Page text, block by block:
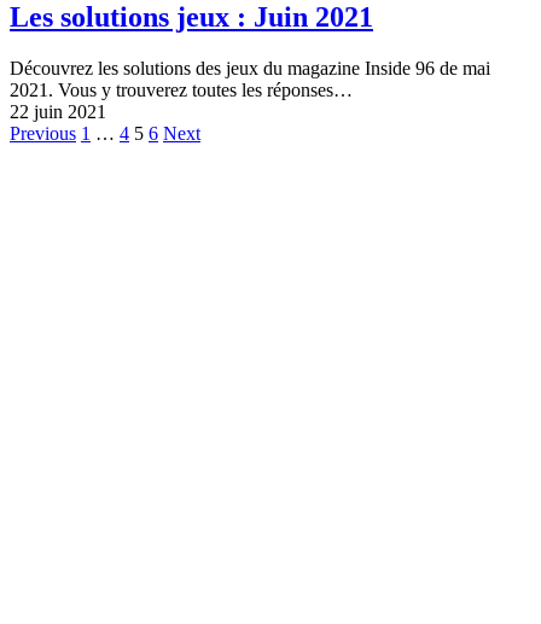
Les solutions jeux : Juin 2021
Découvrez les solutions des jeux du magazine Inside 96 de mai
2021. Vous y trouverez toutes les réponses…
22 juin 2021
Navigation
Previous 1 … 4 5 6 Next